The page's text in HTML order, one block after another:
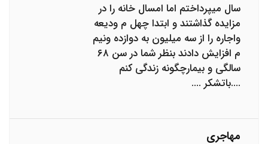
سال میپرداختم اما امسال خانه را در
مزایده گذاشتند و ابتدا چهل م ودیعه
واجاره را از سه میلیون به دوازده ونیم
م افزایش دادند بنظر شما در سن ۶۸
سالگی و بیمارچگونه زندگی کنم
....باتشکر ....
مهاجری